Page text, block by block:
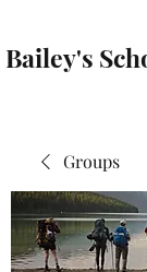
Bailey's
Groups